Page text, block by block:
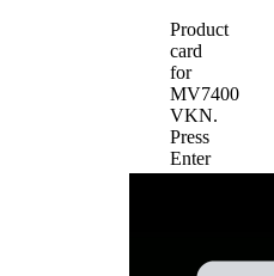
Product
card
for
MV7400
VKN.
Press
Enter
to